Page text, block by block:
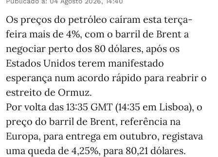
Os preços do petróleo caíram esta terça-
feira mais de 4%, com o barril de Brent a
negociar perto dos 80 dólares, após os
Estados Unidos terem manifestado
esperança num acordo rápido para reabrir o
estreito de Ormuz.
Por volta das 13:35 GMT (14:35 em Lisboa), o
preço do barril de Brent, referência na
Europa, para entrega em outubro, registava
uma queda de 4,25%, para 80,21 dólares.